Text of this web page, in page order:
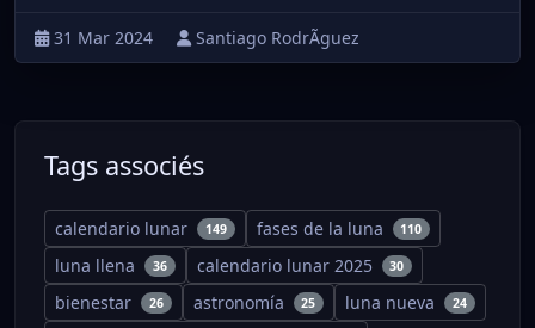
31 Mar 2024 Santiago RodrÃ­guez
Tags associés
calendario lunar 149 fases de la luna 110
luna llena 36 calendario lunar 2025 30
bienestar 26 astronomía 25 luna nueva 24